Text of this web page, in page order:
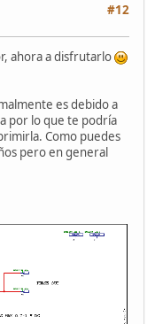
#12
ahora a disfrutarlo
es debido a
por lo que te podría
Como puedes
pero en general